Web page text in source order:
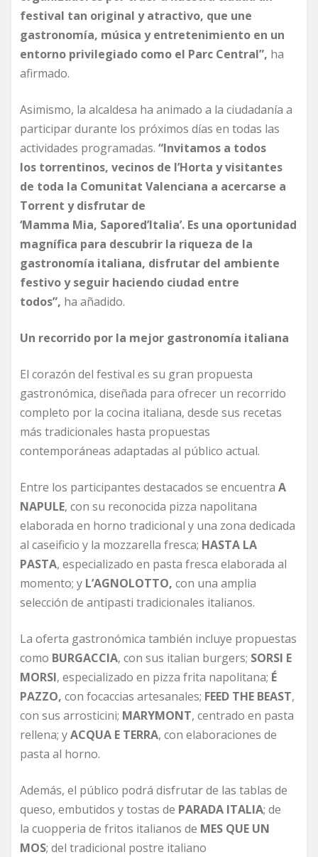
festival tan original y atractivo, que une
gastronomía, música y entretenimiento en un
entorno privilegiado como el Parc Central”, ha
afirmado.
Asimismo, la alcaldesa ha animado a la ciudadanía a
participar durante los próximos días en todas las
actividades programadas. “Invitamos a todos
los torrentinos, vecinos de l’Horta y visitantes
de toda la Comunitat Valenciana a acercarse a
Torrent y disfrutar de
‘Mamma Mia, Sapored’Italia’. Es una oportunidad
magnífica para descubrir la riqueza de la
gastronomía italiana, disfrutar del ambiente
festivo y seguir haciendo ciudad entre
todos”, ha añadido.
Un recorrido por la mejor gastronomía italiana
El corazón del festival es su gran propuesta
gastronómica, diseñada para ofrecer un recorrido
completo por la cocina italiana, desde sus recetas
más tradicionales hasta propuestas
contemporáneas adaptadas al público actual.
Entre los participantes destacados se encuentra A
NAPULE, con su reconocida pizza napolitana
elaborada en horno tradicional y una zona dedicada
al caseificio y la mozzarella fresca; HASTA LA
PASTA, especializado en pasta fresca elaborada al
momento; y L’AGNOLOTTO, con una amplia
selección de antipasti tradicionales italianos.
La oferta gastronómica también incluye propuestas
como BURGACCIA, con sus italian burgers; SORSI E
MORSI, especializado en pizza frita napolitana; É
PAZZO, con focaccias artesanales; FEED THE BEAST,
con sus arrosticini; MARYMONT, centrado en pasta
rellena; yACQUA E TERRA, con elaboraciones de
pasta al horno.
Además, el público podrá disfrutar de las tablas de
queso, embutidos y tostas de PARADA ITALIA; de
la cuopperia de fritos italianos de MES QUE UN
MOS; del tradicional postre italiano